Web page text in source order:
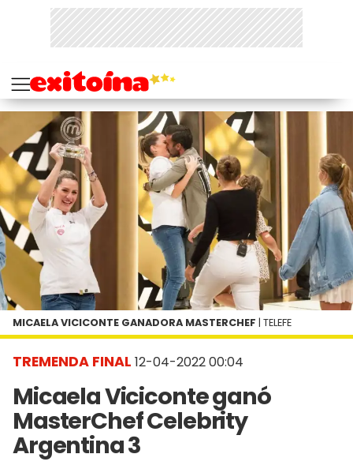
TREMENDA FINAL 12-04-2022 00:04
Micaela Viciconte ganó
MasterChef Celebrity
Argentina 3
MICAELA VICICONTE GANADORA MASTERCHEF | TELEFE